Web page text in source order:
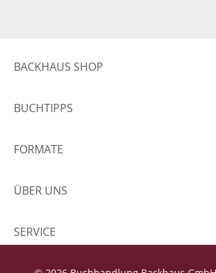
BACKHAUS SHOP
BUCHTIPPS
FORMATE
ÜBER UNS
SERVICE